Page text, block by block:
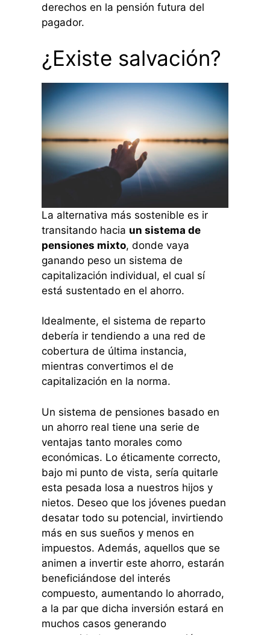
derechos en la pensión futura del
pagador.
¿Existe salvación?
La alternativa más sostenible es ir
transitando hacia un sistema de
pensiones mixto, donde vaya
ganando peso un sistema de
capitalización individual, el cual sí
está sustentado en el ahorro.
Idealmente, el sistema de reparto
debería ir tendiendo a una red de
cobertura de última instancia,
mientras convertimos el de
capitalización en la norma.
Un sistema de pensiones basado en
un ahorro real tiene una serie de
ventajas tanto morales como
económicas. Lo éticamente correcto,
bajo mi punto de vista, sería quitarle
esta pesada losa a nuestros hijos y
nietos. Deseo que los jóvenes puedan
desatar todo su potencial, invirtiendo
más en sus sueños y menos en
impuestos. Además, aquellos que se
animen a invertir este ahorro, estarán
beneficiándose del interés
compuesto, aumentando lo ahorrado,
a la par que dicha inversión estará en
muchos casos generando